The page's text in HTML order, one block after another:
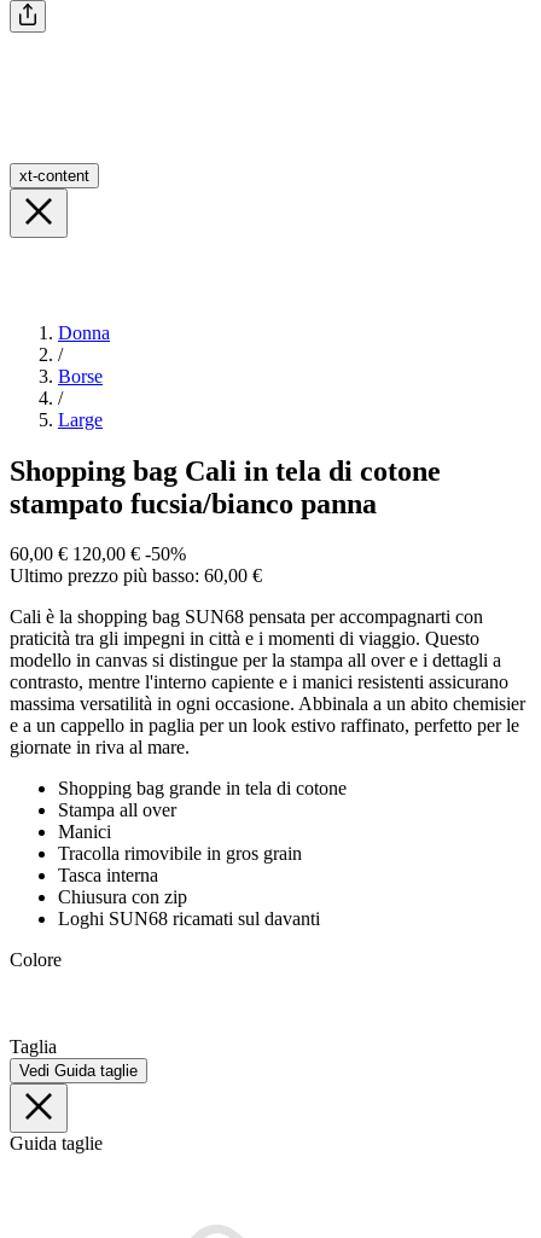
xt-content
Donna
/
Borse
/
Large
Shopping bag Cali in tela di cotone
stampato fucsia/bianco panna
60,00 € 120,00 € -50%
Ultimo prezzo più basso: 60,00 €
Cali è la shopping bag SUN68 pensata per accompagnarti con
praticità tra gli impegni in città e i momenti di viaggio. Questo
modello in canvas si distingue per la stampa all over e i dettagli a
contrasto, mentre l'interno capiente e i manici resistenti assicurano
massima versatilità in ogni occasione. Abbinala a un abito chemisier
e a un cappello in paglia per un look estivo raffinato, perfetto per le
giornate in riva al mare.
Shopping bag grande in tela di cotone
Stampa all over
Manici
Tracolla rimovibile in gros grain
Tasca interna
Chiusura con zip
Loghi SUN68 ricamati sul davanti
Colore
Taglia
Vedi Guida taglie
Guida taglie